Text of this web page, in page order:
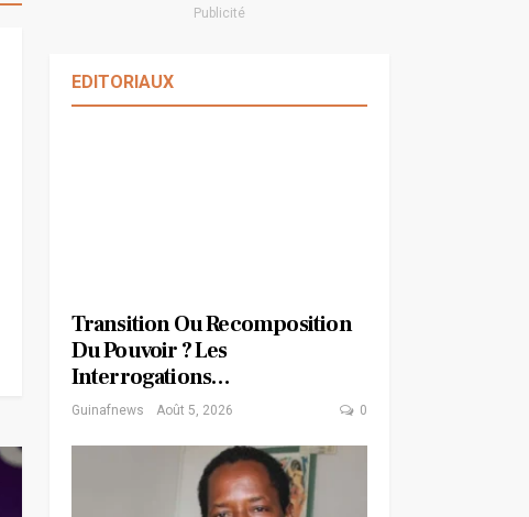
Publicité
EDITORIAUX
Transition Ou Recomposition
Du Pouvoir ? Les
Interrogations…
Guinafnews Août 5, 2026 0